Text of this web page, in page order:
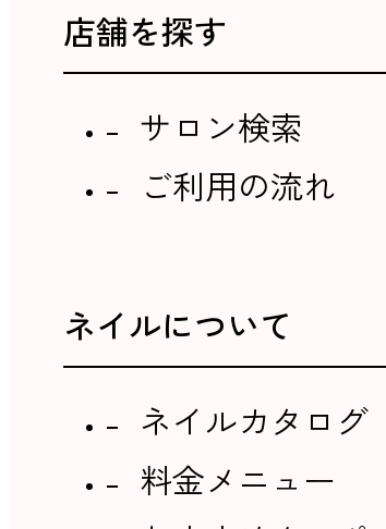
店舗を探す
サロン検索
ご利用の流れ
ネイルについて
ネイルカタログ
料金メニュー